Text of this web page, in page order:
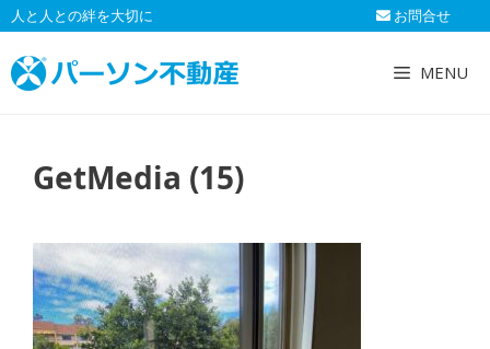
コ
ン
テ
ン
人と人との絆を大切に お問合せ
MENU
GetMedia (15)